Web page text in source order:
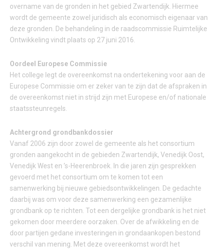
overname van de gronden in het gebied Zwartendijk. Hiermee
wordt de gemeente zowel juridisch als economisch eigenaar van
deze gronden. De behandeling in de raadscommissie Ruimtelijke
Ontwikkeling vindt plaats op 27 juni 2016.
Oordeel Europese Commissie
Het college legt de overeenkomst na ondertekening voor aan de
Europese Commissie om er zeker van te zijn dat de afspraken in
de overeenkomst niet in strijd zijn met Europese en/of nationale
staatssteunregels.
Achtergrond grondbankdossier
Vanaf 2006 zijn door zowel de gemeente als het consortium
gronden aangekocht in de gebieden Zwartendijk, Venedijk Oost,
Venedijk West en ’s-Heerenbroek. In die jaren zijn gesprekken
gevoerd met het consortium om te komen tot een
samenwerking bij nieuwe gebiedsontwikkelingen. De gedachte
daarbij was om voor deze samenwerking een gezamenlijke
grondbank op te richten. Tot een dergelijke grondbank is het niet
gekomen door meerdere oorzaken. Over de afwikkeling en de
door partijen gedane investeringen in grondaankopen bestond
verschil van mening. Met deze overeenkomst wordt het